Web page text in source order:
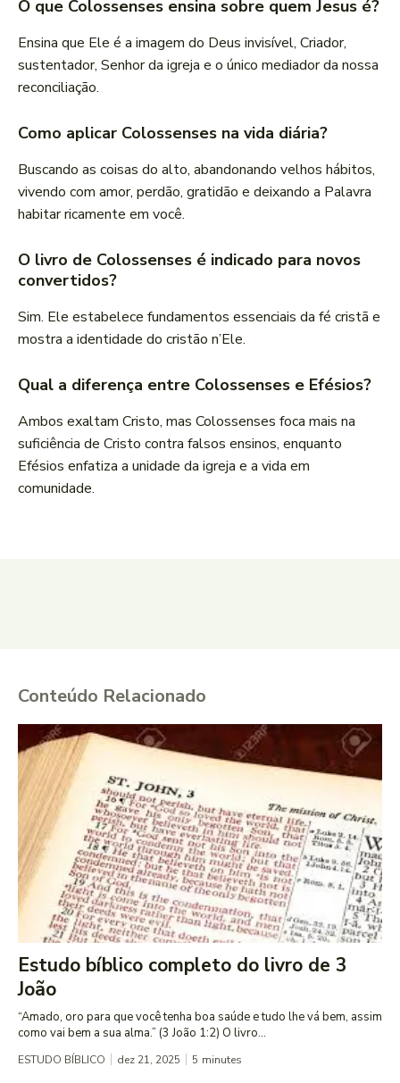
O que Colossenses ensina sobre quem Jesus é?
Ensina que Ele é a imagem do Deus invisível, Criador,
sustentador, Senhor da igreja e o único mediador da nossa
reconciliação.
Como aplicar Colossenses na vida diária?
Buscando as coisas do alto, abandonando velhos hábitos,
vivendo com amor, perdão, gratidão e deixando a Palavra
habitar ricamente em você.
O livro de Colossenses é indicado para novos
convertidos?
Sim. Ele estabelece fundamentos essenciais da fé cristã e
mostra a identidade do cristão n’Ele.
Qual a diferença entre Colossenses e Efésios?
Ambos exaltam Cristo, mas Colossenses foca mais na
suficiência de Cristo contra falsos ensinos, enquanto
Efésios enfatiza a unidade da igreja e a vida em
comunidade.
Conteúdo Relacionado
Estudo bíblico completo do livro de 3
João
“Amado, oro para que você tenha boa saúde e tudo lhe vá bem, assim
como vai bem a sua alma.” (3 João 1:2) O livro...
ESTUDO BÍBLICO dez 21, 2025 5 minutes